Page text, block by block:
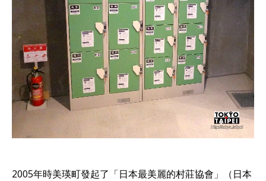
2005年時美瑛町發起了「日本最美麗的村莊協會」（日本